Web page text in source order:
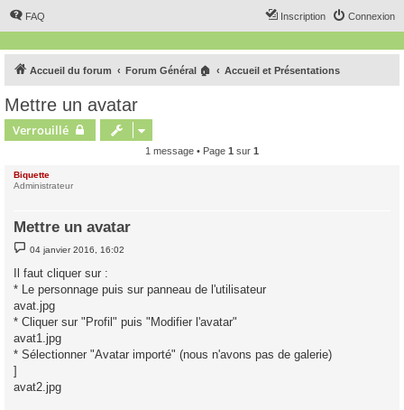
FAQ Connexion
Inscription
Accueil du forum Forum Général 🏠 Accueil et Présentations
Mettre un avatar
Verrouillé
1 message • Page 1 sur 1
Biquette
Administrateur
Mettre un avatar
M
e
s
s
a
e
04 janvier 2016, 16:02
Il faut cliquer sur :
* Le personnage puis sur panneau de l'utilisateur
avat.jpg
* Cliquer sur "Profil" puis "Modifier l'avatar"
avat1.jpg
* Sélectionner "Avatar importé" (nous n'avons pas de galerie)
]
avat2.jpg